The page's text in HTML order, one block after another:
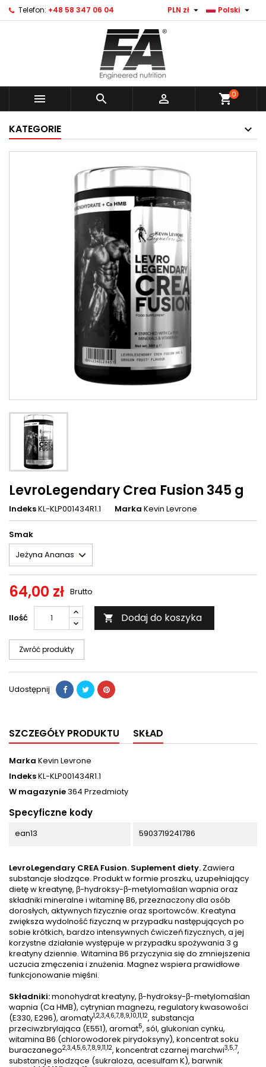
Telefon: +48 58 347 06 04 Polski 
PLN zł 
   shopping_cart0
KATEGORIE
LevroLegendary Crea Fusion 345 g
IndeksKL-KLP001434R1.1 Marka Kevin Levrone
Smak
64,00 zł Brutto
Ilość  Dodaj do koszyka
Zwróć produkty
Udostępnij
SZCZEGÓŁY PRODUKTU SKŁAD
Marka Kevin Levrone
IndeksKL-KLP001434R1.1
W magazynie364 Przedmioty
Specyficzne kody
ean13 5903719241786
LevroLegendary CREA Fusion. Suplement diety. Zawiera
substancje słodzące. Produkt w formie proszku, uzupełniający
dietę w kreatynę, β-hydroksy-β-metylomaślan wapnia oraz
składniki mineralne i witaminę B6, przeznaczony dla osób
dorosłych, aktywnych fizycznie oraz sportowców. Kreatyna
zwiększa wydolność fizyczną w przypadku następujących po
sobie krótkich, bardzo intensywnych ćwiczeń fizycznych, a jej
korzystne działanie występuje w przypadku spożywania 3 g
kreatyny dziennie. Witamina B6 przyczynia się do zmniejszenia
uczucia zmęczenia i znużenia. Magnez wspiera prawidłowe
funkcjonowanie mięśni.
Składniki:monohydrat kreatyny, β-hydroksy-β-metylomaślan
wapnia (Ca HMB), cytrynian magnezu, regulatory kwasowości
(E330, E296), aromaty1,2,3,4,6,7,8,9,10,11,12, substancja
przeciwzbrylająca (E551), aromat5, sól, glukonian cynku,
witamina B6 (chlorowodorek pirydoksyny), koncentrat soku
buraczanego2,3,4,5,6,7,8,9,11,12, koncentrat czarnej marchwi3,5,7,
substancje słodzące (sukraloza, acesulfam K), barwnik